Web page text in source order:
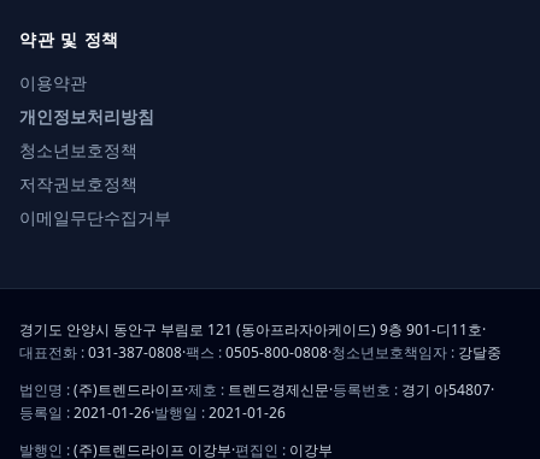
약관 및 정책
이용약관
개인정보처리방침
청소년보호정책
저작권보호정책
이메일무단수집거부
경기도 안양시 동안구 부림로 121 (동아프라자아케이드) 9층 901-디11호·
대표전화 :031-387-0808·팩스 :0505-800-0808·청소년보호책임자 : 강달중
법인명 :(주)트렌드라이프·제호 : 트렌드경제신문·등록번호 : 경기 아54807·
등록일 :2021-01-26·발행일 :2021-01-26
발행인 :(주)트렌드라이프 이강부·편집인 : 이강부